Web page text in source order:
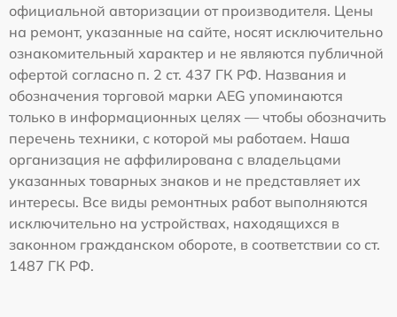
официальной авторизации от производителя. Цены
на ремонт, указанные на сайте, носят исключительно
ознакомительный характер и не являются публичной
офертой согласно п. 2 ст. 437 ГК РФ. Названия и
обозначения торговой марки AEG упоминаются
только в информационных целях — чтобы обозначить
перечень техники, с которой мы работаем. Наша
организация не аффилирована с владельцами
указанных товарных знаков и не представляет их
интересы. Все виды ремонтных работ выполняются
исключительно на устройствах, находящихся в
законном гражданском обороте, в соответствии со ст.
1487 ГК РФ.